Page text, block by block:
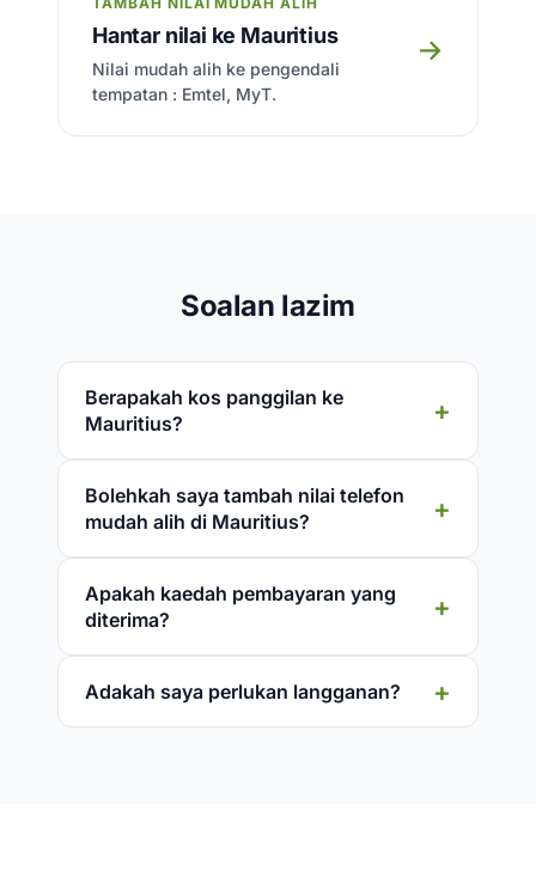
Hantar nilai ke Mauritius
Nilai mudah alih ke pengendali
tempatan : Emtel, MyT.
→
Soalan lazim
Berapakah kos panggilan ke
Mauritius?
Bolehkah saya tambah nilai telefon
mudah alih di Mauritius?
Apakah kaedah pembayaran yang
diterima?
Adakah saya perlukan langganan?